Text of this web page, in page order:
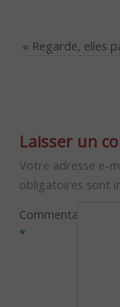
« Regarde, elles
Laisser un
Votre adresse e-
obligatoires sont
Commentaire
*